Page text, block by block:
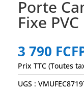
Porte
Fixe
3 790
Prix TTC (Toutes
UGS :